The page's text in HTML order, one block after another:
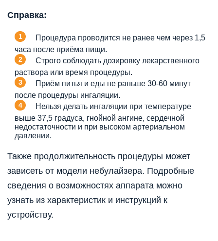
Справка:
Процедура проводится не ранее чем через 1,5
часа после приёма пищи.
Строго соблюдать дозировку лекарственного
раствора или время процедуры.
Приём питья и еды не раньше 30-60 минут
после процедуры ингаляции.
Нельзя делать ингаляции при температуре
выше 37,5 градуса, гнойной ангине, сердечной
недостаточности и при высоком артериальном
давлении.
Также продолжительность процедуры может
зависеть от модели небулайзера. Подробные
сведения о возможностях аппарата можно
узнать из характеристик и инструкций к
устройству.